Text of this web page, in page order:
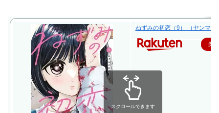
ねずみの初恋（9） （ヤンマガ
楽
スクロールできます